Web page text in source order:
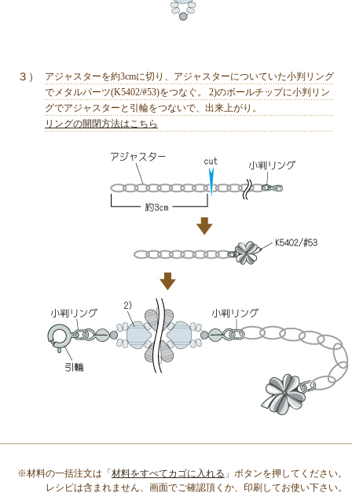
３）
アジャスターを約3cmに切り、アジャスターについていた小判リング
でメタルパーツ(K5402/#53)をつなぐ。 2)のボールチップに小判リン
グでアジャスターと引輪をつないで、出来上がり。
リングの開閉方法はこちら
※材料の一括注文は「材料をすべてカゴに入れる 」ボタンを押してください。
レシピは含まれません、画面でご確認頂くか、印刷してお使い下さい。